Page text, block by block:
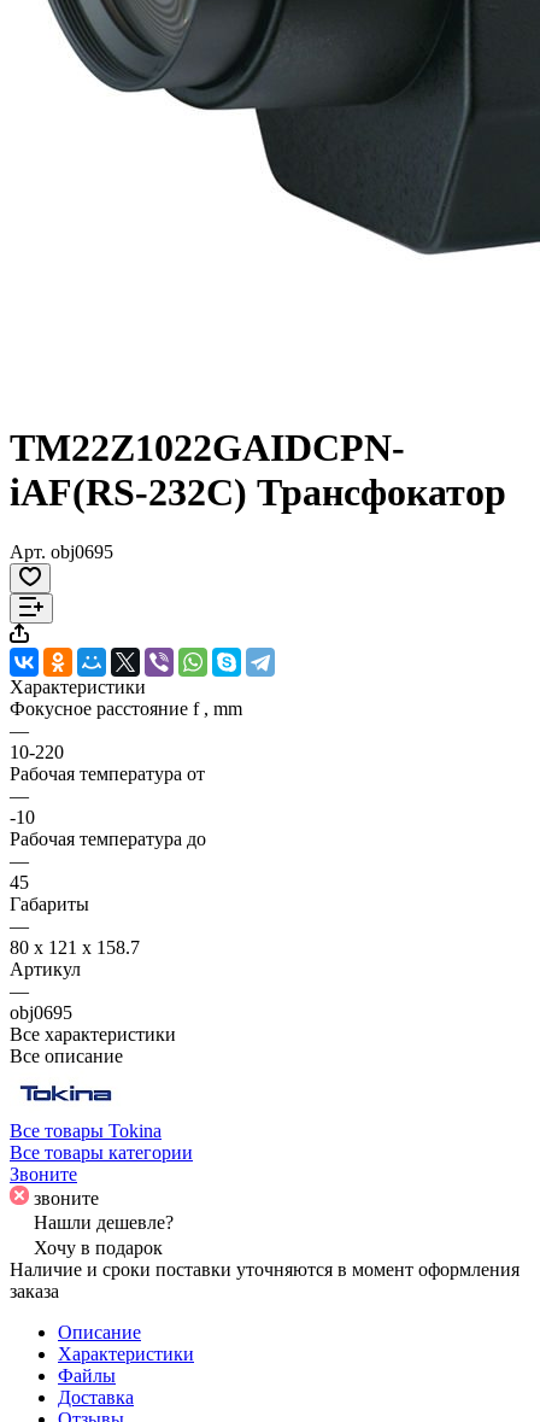
TM22Z1022GAIDCPN-
iAF(RS-232C) Трансфокатор
Арт. obj0695
Характеристики
Фокусное расстояние f , mm
—
10-220
Рабочая температура от
—
-10
Рабочая температура до
—
45
Габариты
—
80 x 121 x 158.7
Артикул
—
obj0695
Все характеристики
Все описание
Все товары Tokina
Все товары категории
Звоните
звоните
Нашли дешевле?
Хочу в подарок
Наличие и сроки поставки уточняются в момент оформления
заказа
Описание
Характеристики
Файлы
Доставка